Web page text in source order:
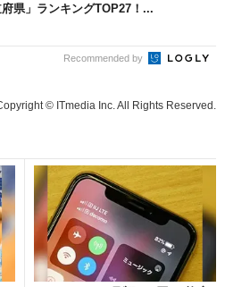
府県」ランキングTOP27！...
Recommended by
© ITmedia Inc. All Rights Reserved.